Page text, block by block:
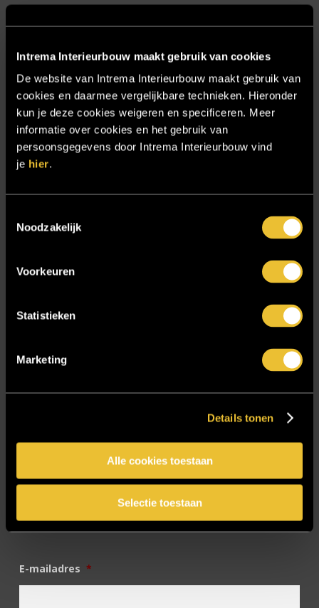
Intrema Interieurbouw maakt gebruik van cookies
De website van Intrema Interieurbouw maakt gebruik van
cookies en daarmee vergelijkbare technieken. Hieronder
kun je deze cookies weigeren en specificeren. Meer
informatie over cookies en het gebruik van
persoonsgegevens door Intrema Interieurbouw vind
je hier.
Noodzakelijk
Voorkeuren
Statistieken
Marketing
Details tonen
Alle cookies toestaan
Selectie toestaan
Particulier project: Harmonieuze woonvilla
Particulier project: Luxueus Appartement
Particulier project: Luxueuze elegantie
Particulier project: Moderne Woonvilla
Particulier project: Stijlvolle Woonvilla
Referenties
Sensire
Twentsch Hooratelier
Vacature Allround monteur interieurbouwer
Vacatures
Blijf op de hoogte!
E-mailadres *